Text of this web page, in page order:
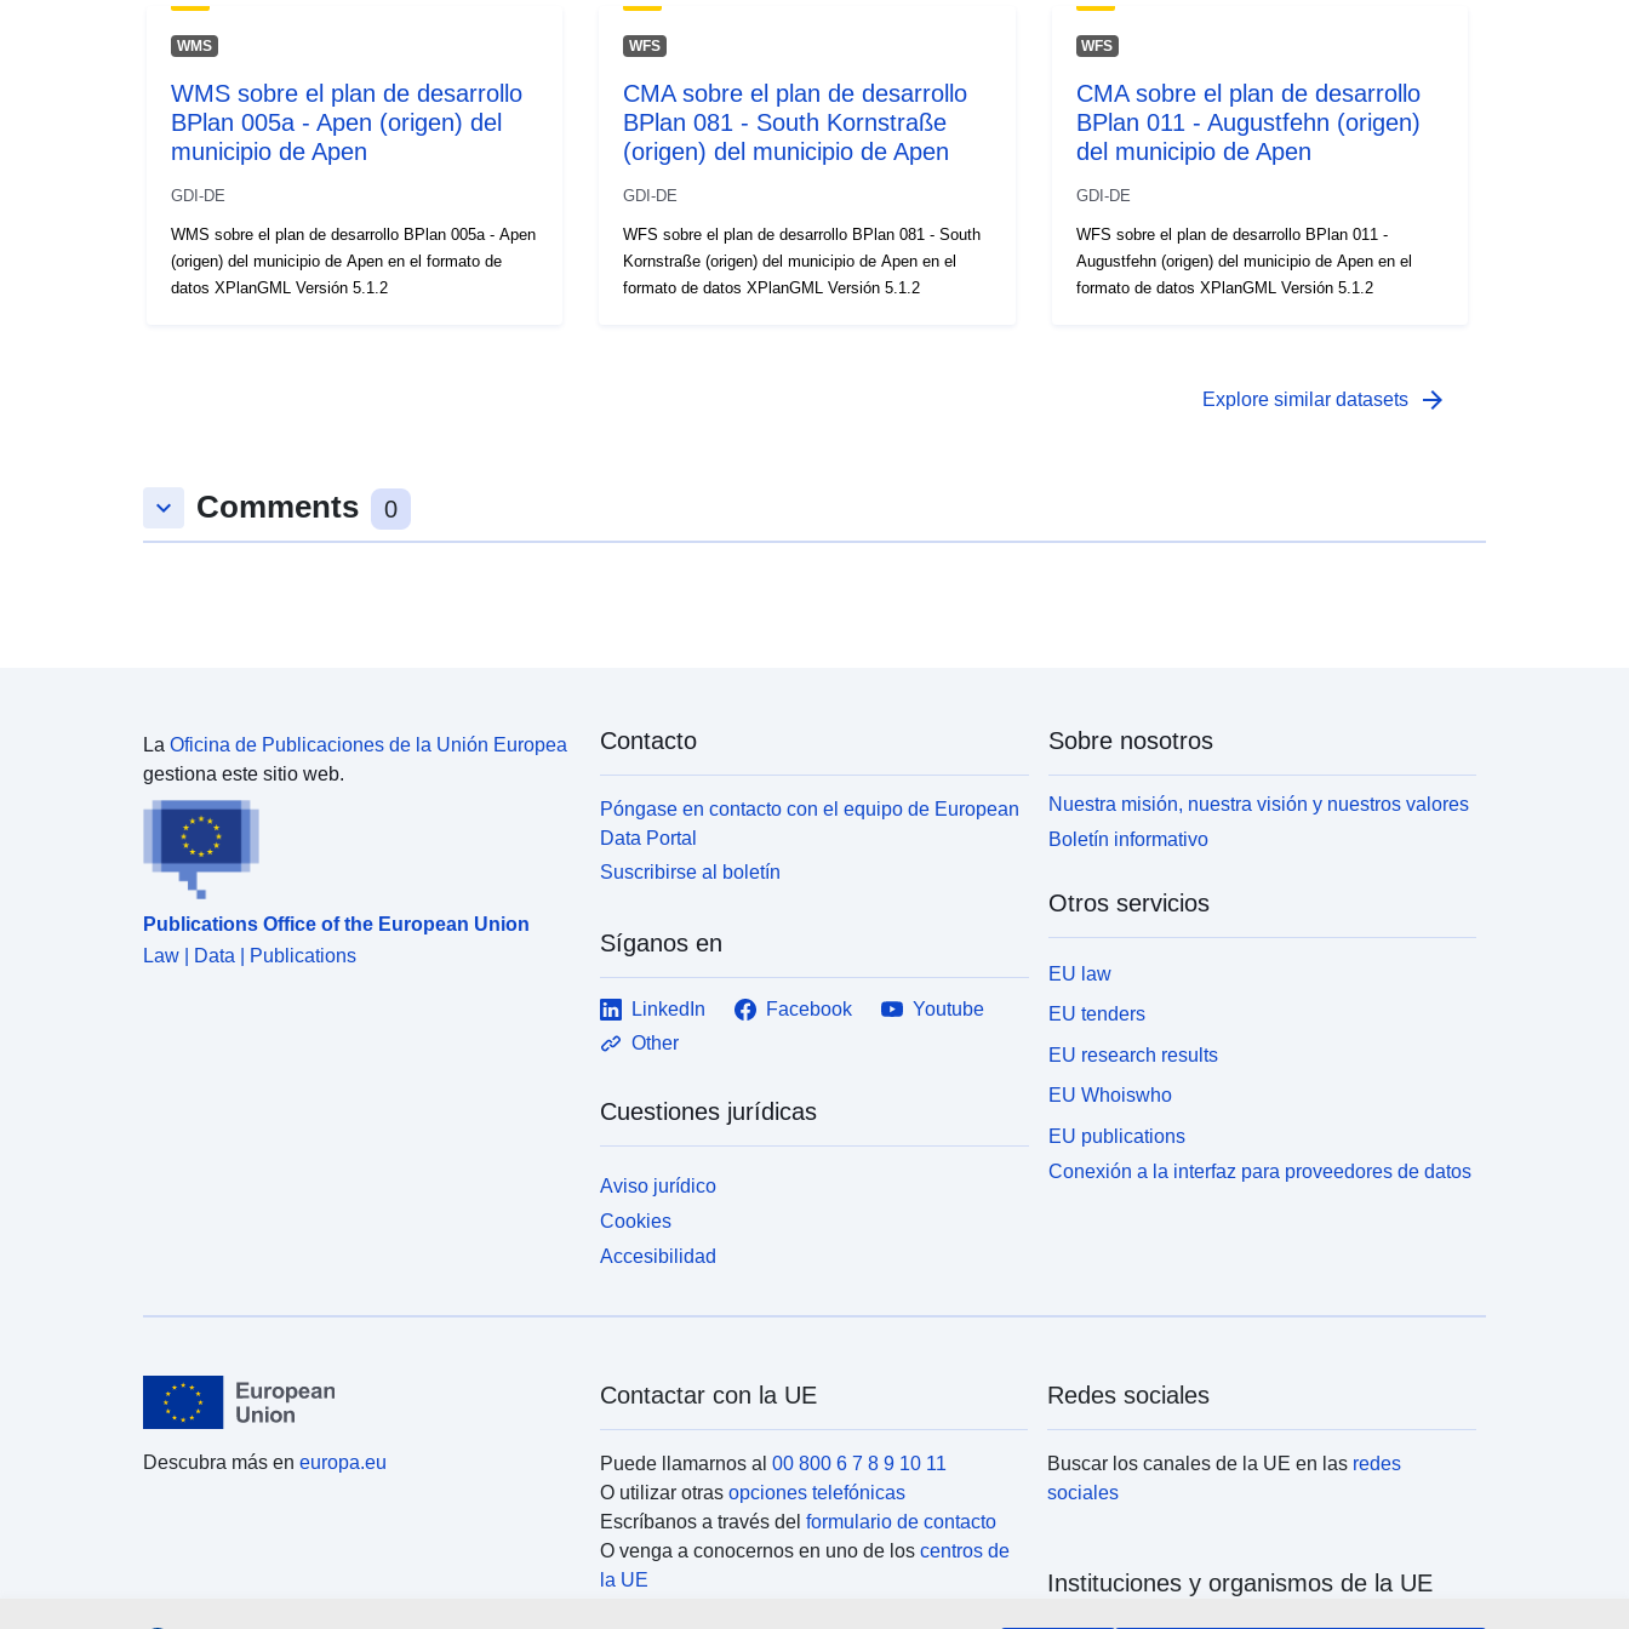
WMS
WMS sobre el plan de desarrollo
BPlan 005a - Apen (origen) del
municipio de Apen
GDI-DE
WMS sobre el plan de desarrollo BPlan 005a - Apen
(origen) del municipio de Apen en el formato de
datos XPlanGML Versión 5.1.2
WFS
CMA sobre el plan de desarrollo
BPlan 081 - South Kornstraße
(origen) del municipio de Apen
GDI-DE
WFS sobre el plan de desarrollo BPlan 081 - South
Kornstraße (origen) del municipio de Apen en el
formato de datos XPlanGML Versión 5.1.2
WFS
CMA sobre el plan de desarrollo
BPlan 011 - Augustfehn (origen)
del municipio de Apen
GDI-DE
WFS sobre el plan de desarrollo BPlan 011 -
Augustfehn (origen) del municipio de Apen en el
formato de datos XPlanGML Versión 5.1.2
Explore similar datasets arrow_forward
keyboard_arrow_down Comments 0
La Oficina de Publicaciones de la Unión Europea
gestiona este sitio web.
Publications Office of the European Union
Law | Data | Publications
Contacto
Póngase en contacto con el equipo de European
Data Portal
Suscribirse al boletín
Síganos en
LinkedIn Facebook
Youtube
Other
Cuestiones jurídicas
Aviso jurídico
Cookies
Accesibilidad
Sobre nosotros
Nuestra misión, nuestra visión y nuestros valores
Boletín informativo
Otros servicios
EU law
EU tenders
EU research results
EU Whoiswho
EU publications
Conexión a la interfaz para proveedores de datos
Descubra más en europa.eu
Contactar con la UE
Puede llamarnos al 00 800 6 7 8 9 10 11
O utilizar otras opciones telefónicas
Escríbanos a través del formulario de contacto
O venga a conocernos en uno de los centros de
la UE
Redes sociales
Buscar los canales de la UE en las redes
sociales
Instituciones y organismos de la UE